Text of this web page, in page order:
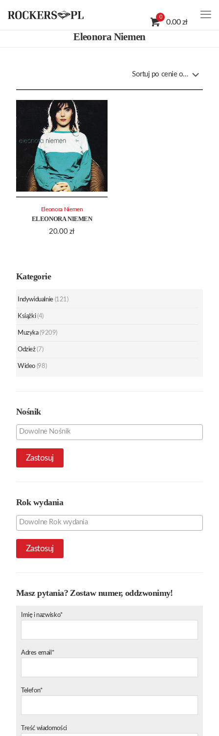
0
0.00 zł
Eleonora Niemen
ELEONORA NIEMEN
20.00 zł
Eleonora Niemen
Kategorie
Indywidualnie (121)
Książki (4)
Muzyka (9209)
Odzież (7)
Wideo (98)
Nośnik
Zastosuj
Rok wydania
Zastosuj
Masz pytania? Zostaw numer, oddzwonimy!
Imię i nazwisko*
Adres email*
Telefon*
Treść wiadomości